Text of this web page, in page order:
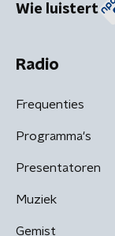
Wie luistert
Radio
Frequenties
Programma's
Presentatoren
Muziek
Gemist